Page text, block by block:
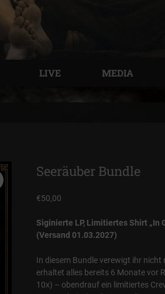
LIVE MEDIA
Seeräuber Bundle
€50,00
Siginierte LP, Limitiertes Shirt „In
(Versand 01.03.2027)
In diesem Bundle verewigt ihr nicht
erhaltet alles bereits 6 Monate vor
10x) – obendrauf ein limitiertes